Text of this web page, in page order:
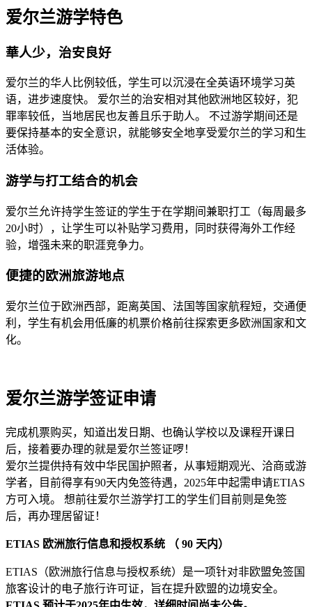
爱尔兰游学特色
華人少，治安良好
爱尔兰的华人比例较低，学生可以沉浸在全英语环境学习英
语，进步速度快。 爱尔兰的治安相对其他欧洲地区较好，犯
罪率较低，当地居民也友善且乐于助人。 不过游学期间还是
要保持基本的安全意识，就能够安全地享受爱尔兰的学习和生
活体验。
游学与打工结合的机会
爱尔兰允许持学生签证的学生于在学期间兼职打工（每周最多
20小时），让学生可以补贴学习费用，同时获得海外工作经
验，增强未来的职涯竞争力。
便捷的欧洲旅游地点
爱尔兰位于欧洲西部，距离英国、法国等国家航程短，交通便
利，学生有机会用低廉的机票价格前往探索更多欧洲国家和文
化。
爱尔兰游学签证申请
完成机票购买，知道出发日期、也确认学校以及课程开课日
后，接着要办理的就是爱尔兰签证啰！
爱尔兰提供持有效中华民国护照者，从事短期观光、洽商或游
学者，目前得享有90天内免签待遇，2025年中起需申请ETIAS
方可入境。 想前往爱尔兰游学打工的学生们目前则是免签
后，再办理居留证！
ETIAS 欧洲旅行信息和授权系统 （ 90 天内）
ETIAS（欧洲旅行信息与授权系统）是一项针对非欧盟免签国
旅客设计的电子旅行许可证，旨在提升欧盟的边境安全。